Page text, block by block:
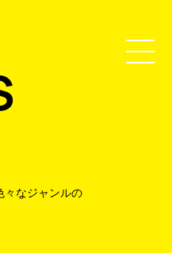
々なジャンルの